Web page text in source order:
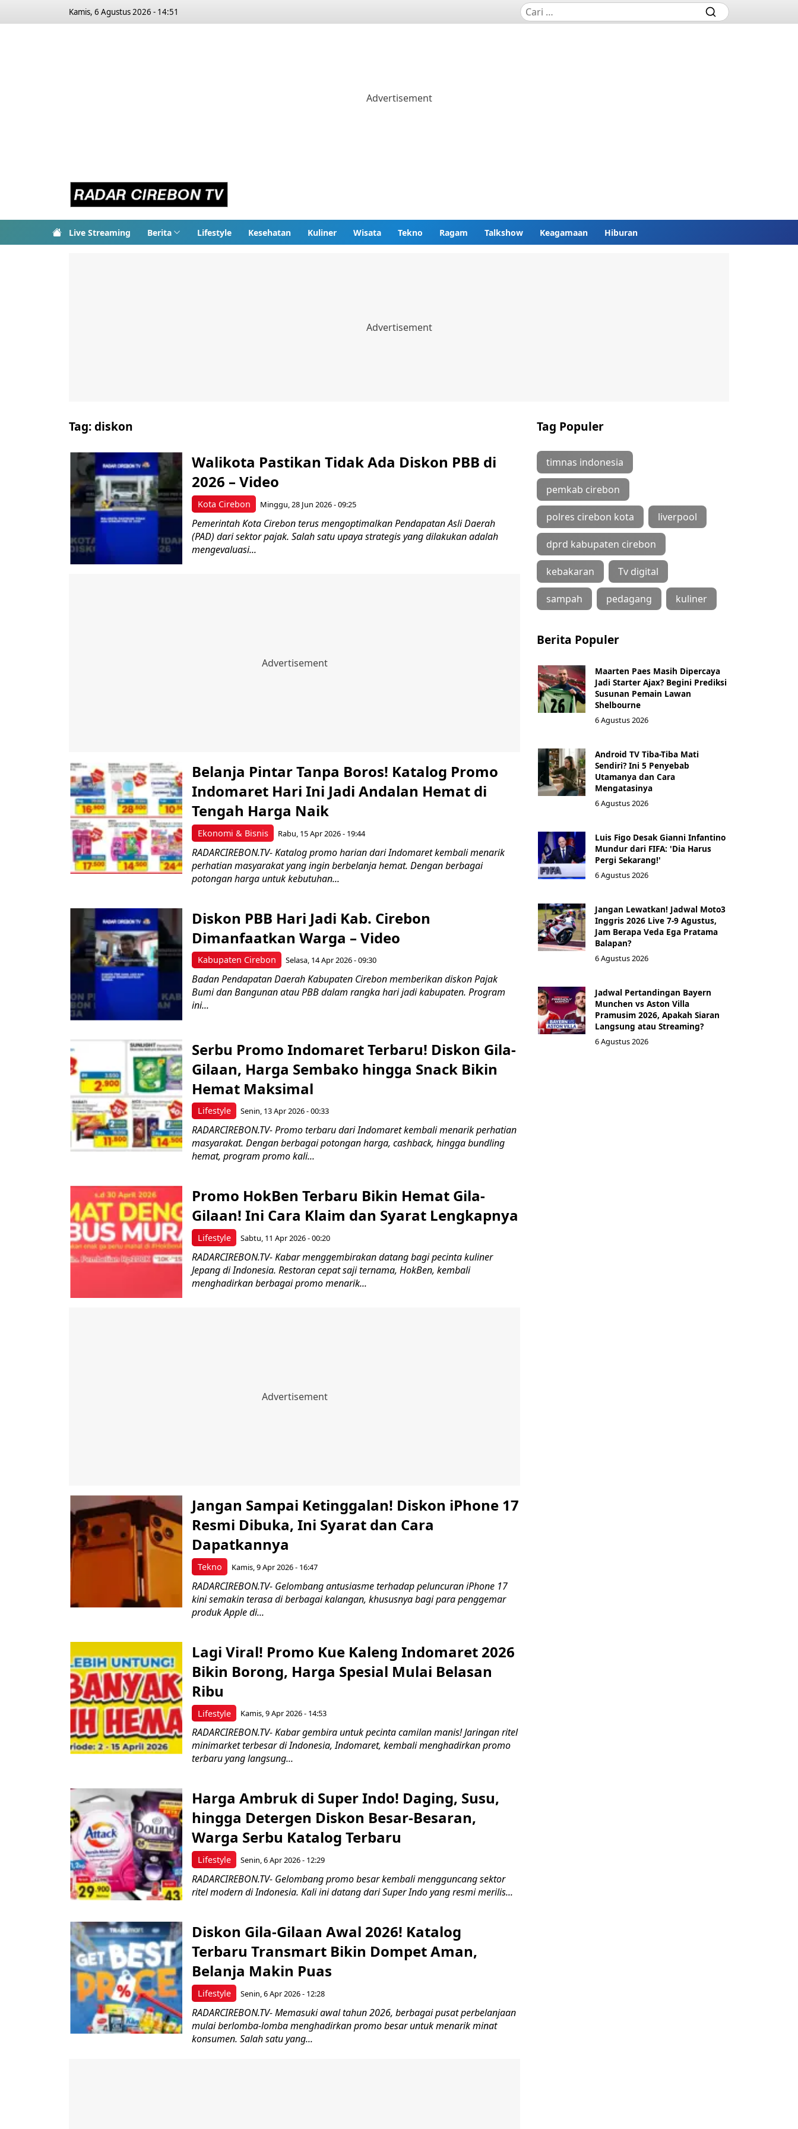
Kamis, 6 Agustus 2026 - 14:51
Live Streaming Berita Lifestyle Kesehatan Kuliner Wisata Tekno Ragam Talkshow Keagamaan Hiburan
Tag:diskon
Kota Cirebon
Walikota Pastikan Tidak Ada Diskon PBB di
2026 – Video
Minggu, 28 Jun 2026 - 09:25
Pemerintah Kota Cirebon terus mengoptimalkan Pendapatan Asli Daerah
(PAD) dari sektor pajak. Salah satu upaya strategis yang dilakukan adalah
mengevaluasi...
Ekonomi & Bisnis
Belanja Pintar Tanpa Boros! Katalog Promo
Indomaret Hari Ini Jadi Andalan Hemat di
Tengah Harga Naik
Rabu, 15 Apr 2026 - 19:44
RADARCIREBON.TV- Katalog promo harian dari Indomaret kembali menarik
perhatian masyarakat yang ingin berbelanja hemat. Dengan berbagai
potongan harga untuk kebutuhan...
Kabupaten Cirebon
Diskon PBB Hari Jadi Kab. Cirebon
Dimanfaatkan Warga – Video
Selasa, 14 Apr 2026 - 09:30
Badan Pendapatan Daerah Kabupaten Cirebon memberikan diskon Pajak
Bumi dan Bangunan atau PBB dalam rangka hari jadi kabupaten. Program
ini...
Lifestyle
Serbu Promo Indomaret Terbaru! Diskon Gila-
Gilaan, Harga Sembako hingga Snack Bikin
Hemat Maksimal
Senin, 13 Apr 2026 - 00:33
RADARCIREBON.TV- Promo terbaru dari Indomaret kembali menarik perhatian
masyarakat. Dengan berbagai potongan harga, cashback, hingga bundling
hemat, program promo kali...
Lifestyle
Promo HokBen Terbaru Bikin Hemat Gila-
Gilaan! Ini Cara Klaim dan Syarat Lengkapnya
Sabtu, 11 Apr 2026 - 00:20
RADARCIREBON.TV- Kabar menggembirakan datang bagi pecinta kuliner
Jepang di Indonesia. Restoran cepat saji ternama, HokBen, kembali
menghadirkan berbagai promo menarik...
Tekno
Jangan Sampai Ketinggalan! Diskon iPhone 17
Resmi Dibuka, Ini Syarat dan Cara
Dapatkannya
Kamis, 9 Apr 2026 - 16:47
RADARCIREBON.TV- Gelombang antusiasme terhadap peluncuran iPhone 17
kini semakin terasa di berbagai kalangan, khususnya bagi para penggemar
produk Apple di...
Lifestyle
Lagi Viral! Promo Kue Kaleng Indomaret 2026
Bikin Borong, Harga Spesial Mulai Belasan
Ribu
Kamis, 9 Apr 2026 - 14:53
RADARCIREBON.TV- Kabar gembira untuk pecinta camilan manis! Jaringan ritel
minimarket terbesar di Indonesia, Indomaret, kembali menghadirkan promo
terbaru yang langsung...
Lifestyle
Harga Ambruk di Super Indo! Daging, Susu,
hingga Detergen Diskon Besar-Besaran,
Warga Serbu Katalog Terbaru
Senin, 6 Apr 2026 - 12:29
RADARCIREBON.TV- Gelombang promo besar kembali mengguncang sektor
ritel modern di Indonesia. Kali ini datang dari Super Indo yang resmi merilis...
Lifestyle
Diskon Gila-Gilaan Awal 2026! Katalog
Terbaru Transmart Bikin Dompet Aman,
Belanja Makin Puas
Senin, 6 Apr 2026 - 12:28
RADARCIREBON.TV- Memasuki awal tahun 2026, berbagai pusat perbelanjaan
mulai berlomba-lomba menghadirkan promo besar untuk menarik minat
konsumen. Salah satu yang...
Tag Populer
timnas indonesia
pemkab cirebon
polres cirebon kota liverpool
dprd kabupaten cirebon
kebakaran Tv digital
sampah pedagang kuliner
Berita Populer
Maarten Paes Masih Dipercaya
Jadi Starter Ajax? Begini Prediksi
Susunan Pemain Lawan
Shelbourne
6 Agustus 2026
Android TV Tiba-Tiba Mati
Sendiri? Ini 5 Penyebab
Utamanya dan Cara
Mengatasinya
6 Agustus 2026
Luis Figo Desak Gianni Infantino
Mundur dari FIFA: 'Dia Harus
Pergi Sekarang!'
6 Agustus 2026
Jangan Lewatkan! Jadwal Moto3
Inggris 2026 Live 7-9 Agustus,
Jam Berapa Veda Ega Pratama
Balapan?
6 Agustus 2026
Jadwal Pertandingan Bayern
Munchen vs Aston Villa
Pramusim 2026, Apakah Siaran
Langsung atau Streaming?
6 Agustus 2026